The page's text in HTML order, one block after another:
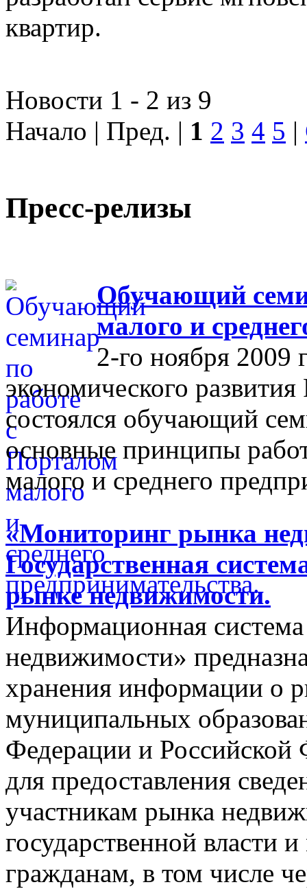
квартир.
Новости 1 - 2 из 9
Начало | Пред. | 1 2 3 4 5 |
Пресс-релизы
Обучающий
малого и
2-го ноября 2009
экономического
состоялся обучающий
основные принципы
малого и среднего
«Мониторинг рынка
Государственная
рынке недвижимости.
Информационная
недвижимости»
хранения информации о
муниципальных
Федерации и Российской
для предоставления
участникам рынка
государственной власти
гражданам, в том числе